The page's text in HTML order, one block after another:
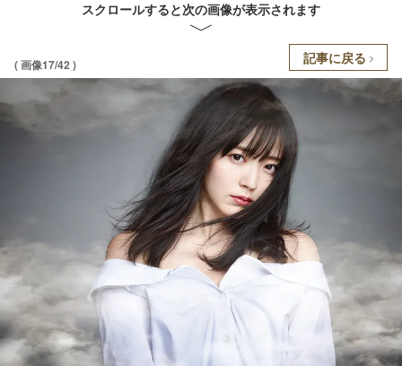
スクロールすると次の画像が表示されます
( 画像17/42 ) 記事に戻る